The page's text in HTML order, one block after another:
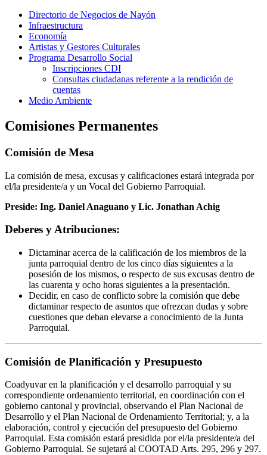
Directorio de Negocios de Nayón
Infraestructura
Economía
Artistas y Gestores Culturales
Programa Desarrollo Social
Inscripciones CDI
Consultas ciudadanas referente a la rendición de
cuentas
Medio Ambiente
Comisiones Permanentes
Comisión de Mesa
La comisión de mesa, excusas y calificaciones estará integrada por
el/la presidente/a y un Vocal del Gobierno Parroquial.
Preside: Ing. Daniel Anaguano y Lic. Jonathan Achig
Deberes y Atribuciones:
Dictaminar acerca de la calificación de los miembros de la
junta parroquial dentro de los cinco días siguientes a la
posesión de los mismos, o respecto de sus excusas dentro de
las cuarenta y ocho horas siguientes a la presentación.
Decidir, en caso de conflicto sobre la comisión que debe
dictaminar respecto de asuntos que ofrezcan dudas y sobre
cuestiones que deban elevarse a conocimiento de la Junta
Parroquial.
Comisión de Planificación y Presupuesto
Coadyuvar en la planificación y el desarrollo parroquial y su
correspondiente ordenamiento territorial, en coordinación con el
gobierno cantonal y provincial, observando el Plan Nacional de
Desarrollo y el Plan Nacional de Ordenamiento Territorial; y, a la
elaboración, control y ejecución del presupuesto del Gobierno
Parroquial. Esta comisión estará presidida por el/la presidente/a del
Gobierno Parroquial. Se sujetará al COOTAD Arts. 295, 296 y 297.